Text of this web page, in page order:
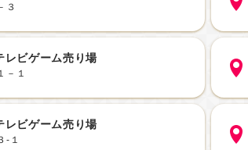
３
ビゲーム売り場
－１
ビゲーム売り場
-１